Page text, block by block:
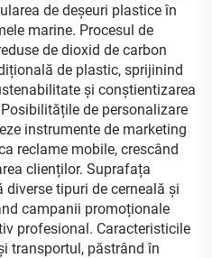
de deșeuri plastice în
marine. Procesul de
de dioxid de carbon
de plastic, sprijinind
și conștientizarea
de personalizare
instrumente de marketing
reclame mobile, crescând
clienților. Suprafața
tipuri de cerneală și
campanii promoționale
profesional. Caracteristicile
transportul, păstrând în